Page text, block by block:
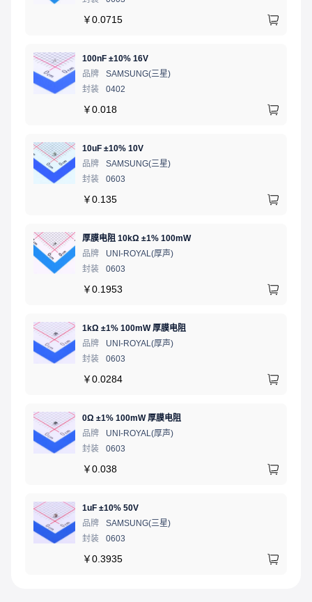
￥0.0715
100nF ±10% 16V
品牌
SAMSUNG(三星)
封装
0402
￥0.018
10uF ±10% 10V
品牌
SAMSUNG(三星)
封装
0603
￥0.135
厚膜电阻 10kΩ ±1% 100mW
品牌
UNI-ROYAL(厚声)
封装
0603
￥0.1953
1kΩ ±1% 100mW 厚膜电阻
品牌
UNI-ROYAL(厚声)
封装
0603
￥0.0284
0Ω ±1% 100mW 厚膜电阻
品牌
UNI-ROYAL(厚声)
封装
0603
￥0.038
1uF ±10% 50V
品牌
SAMSUNG(三星)
封装
0603
￥0.3935